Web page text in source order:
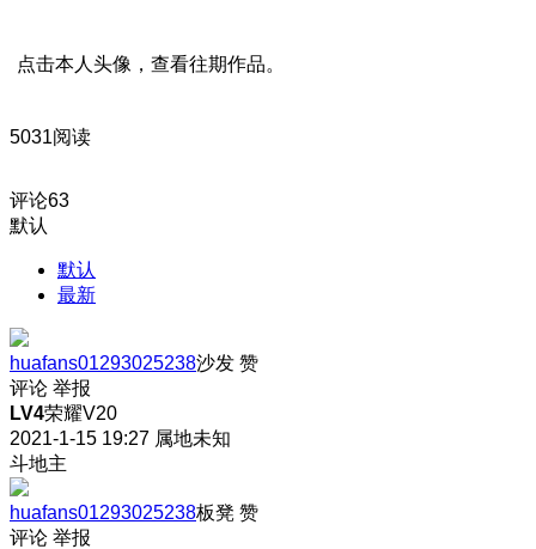
点击本人头像，查看往期作品。
5031阅读
评论63
默认
默认
最新
huafans01293025238沙发 赞
评论 举报
LV4荣耀V20
2021-1-15 19:27 属地未知
斗地主
huafans01293025238板凳 赞
评论 举报